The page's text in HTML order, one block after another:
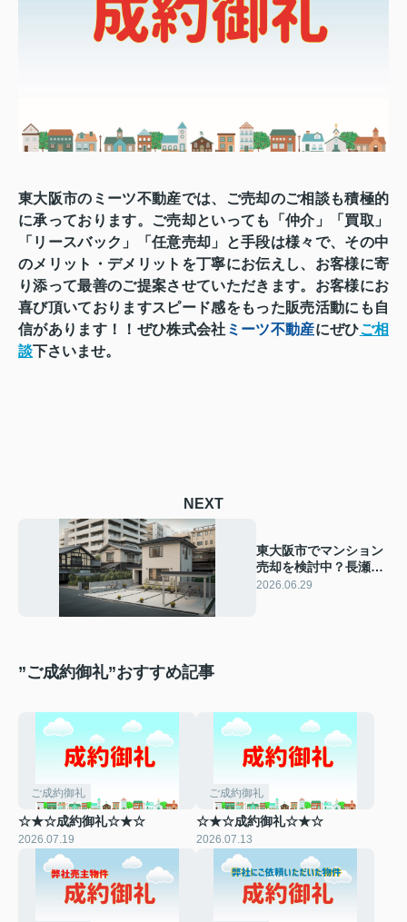
東大阪市のミーツ不動産では、ご売却のご相談も積極的
に承っております。ご売却といっても
「仲介」「買取」
「リースバック」「任意売却」と手段は様々で、その中
のメリット・デメリットを丁寧にお伝えし、 お客様に寄
り添って最善のご提案させていただきます。 お客様にお
喜び頂いておりますスピード感をもった販売活動にも自
信があります！！ ぜひ株式会社 ミーツ不動産にぜひご相
談下さいませ。
NEXT
東大阪市でマンション
売却を検討中？長瀬駅
近くから新築戸建てへ
2026.06.29
”ご成約御礼”おすすめ記事
ご成約御礼
☆★☆成約御礼☆★☆
2026.07.19
ご成約御礼
☆★☆成約御礼☆★☆
2026.07.13